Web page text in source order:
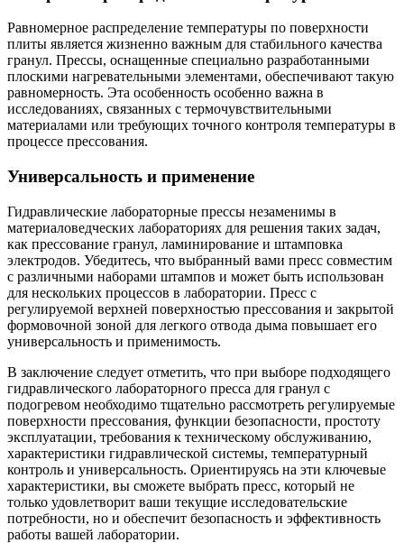
Равномерное распределение температуры по поверхности
плиты является жизненно важным для стабильного качества
гранул. Прессы, оснащенные специально разработанными
плоскими нагревательными элементами, обеспечивают такую
равномерность. Эта особенность особенно важна в
исследованиях, связанных с термочувствительными
материалами или требующих точного контроля температуры в
процессе прессования.
Универсальность и применение
Гидравлические лабораторные прессы незаменимы в
материаловедческих лабораториях для решения таких задач,
как прессование гранул, ламинирование и штамповка
электродов. Убедитесь, что выбранный вами пресс совместим
с различными наборами штампов и может быть использован
для нескольких процессов в лаборатории. Пресс с
регулируемой верхней поверхностью прессования и закрытой
формовочной зоной для легкого отвода дыма повышает его
универсальность и применимость.
В заключение следует отметить, что при выборе подходящего
гидравлического лабораторного пресса для гранул с
подогревом необходимо тщательно рассмотреть регулируемые
поверхности прессования, функции безопасности, простоту
эксплуатации, требования к техническому обслуживанию,
характеристики гидравлической системы, температурный
контроль и универсальность. Ориентируясь на эти ключевые
характеристики, вы сможете выбрать пресс, который не
только удовлетворит ваши текущие исследовательские
потребности, но и обеспечит безопасность и эффективность
работы вашей лаборатории.